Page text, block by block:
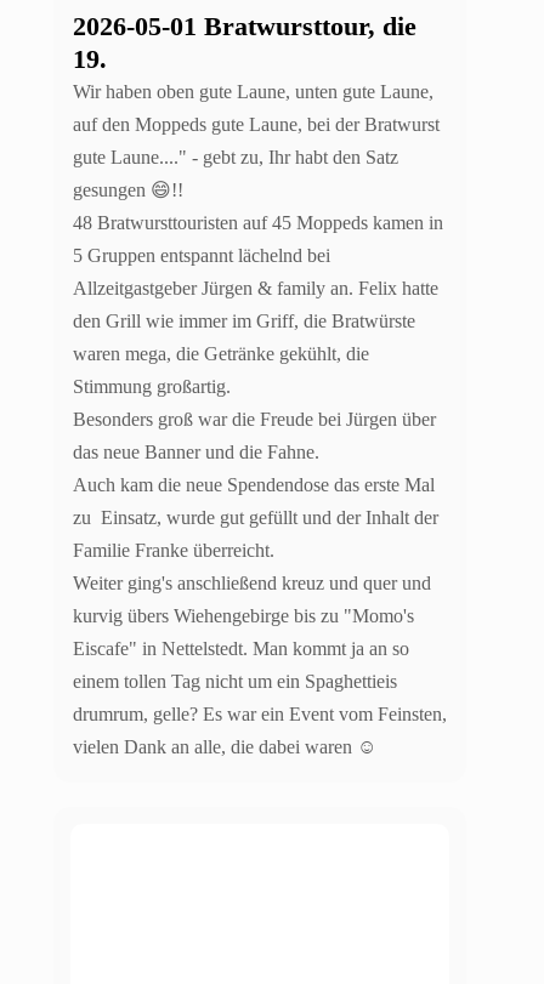
2026-05-01 Bratwursttour, die
19.
Wir haben oben gute Laune, unten gute Laune,
auf den Moppeds gute Laune, bei der Bratwurst
gute Laune...." - gebt zu, Ihr habt den Satz
gesungen 😄!!
48 Bratwursttouristen auf 45 Moppeds kamen in
5 Gruppen entspannt lächelnd bei
Allzeitgastgeber Jürgen & family an. Felix hatte
den Grill wie immer im Griff, die Bratwürste
waren mega, die Getränke gekühlt, die
Stimmung großartig.
Besonders groß war die Freude bei Jürgen über
das neue Banner und die Fahne.
Auch kam die neue Spendendose das erste Mal
zu Einsatz, wurde gut gefüllt und der Inhalt der
Familie Franke überreicht.
Weiter ging's anschließend kreuz und quer und
kurvig übers Wiehengebirge bis zu "Momo's
Eiscafe" in Nettelstedt. Man kommt ja an so
einem tollen Tag nicht um ein Spaghettieis
drumrum, gelle? Es war ein Event vom Feinsten,
vielen Dank an alle, die dabei waren ☺️